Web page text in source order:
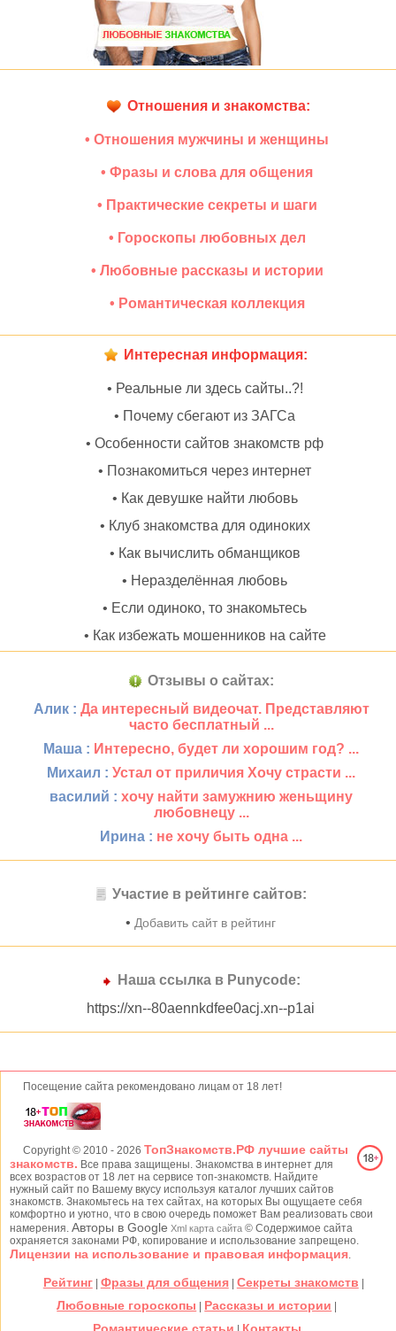
Отношения и знакомства:
• Отношения мужчины и женщины
• Фразы и слова для общения
• Практические секреты и шаги
• Гороскопы любовных дел
• Любовные рассказы и истории
• Романтическая коллекция
Интересная информация:
• Реальные ли здесь сайты..?!
• Почему сбегают из ЗАГСа
• Особенности сайтов знакомств рф
• Познакомиться через интернет
• Как девушке найти любовь
• Клуб знакомства для одиноких
• Как вычислить обманщиков
• Неразделённая любовь
• Если одиноко, то знакомьтесь
• Как избежать мошенников на сайте
Отзывы о сайтах:
Алик : Да интересный видеочат. Представляют
часто бесплатный ...
Маша : Интересно, будет ли хорошим год? ...
Михаил : Устал от приличия Хочу страсти ...
василий : хочу найти замужнию женьщину
любовнецу ...
Ирина : не хочу быть одна ...
Участие в рейтинге сайтов:
• Добавить сайт в рейтинг
Наша ссылка в Punycode:
https://xn--80aennkdfee0acj.xn--p1ai
Посещение сайта рекомендовано лицам от 18 лет!
Copyright © 2010 - 2026 ТопЗнакомств.РФ лучшие сайты
знакомств. Все права защищены. Знакомства в интернет для
всех возрастов от 18 лет на сервисе топ-знакомств. Найдите
нужный сайт по Вашему вкусу используя каталог лучших сайтов
знакомств. Знакомьтесь на тех сайтах, на которых Вы ощущаете себя
комфортно и уютно, что в свою очередь поможет Вам реализовать свои
намерения. Авторы в Google Xml карта сайта © Содержимое сайта
охраняется законами РФ, копирование и использование запрещено.
Лицензии на использование и правовая информация.
Рейтинг| Фразы для общения| Секреты знакомств
Любовные гороскопы Рассказы и истории